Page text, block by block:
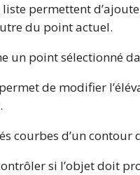
permettent
du point actuel.
un point sélectionné
de modifier
courbes d’un
si l’objet doit